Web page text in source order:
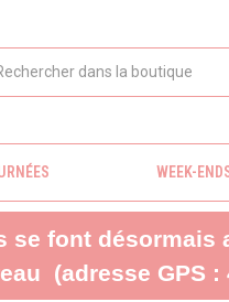
WEEK-
font désormais
(adresse GPS